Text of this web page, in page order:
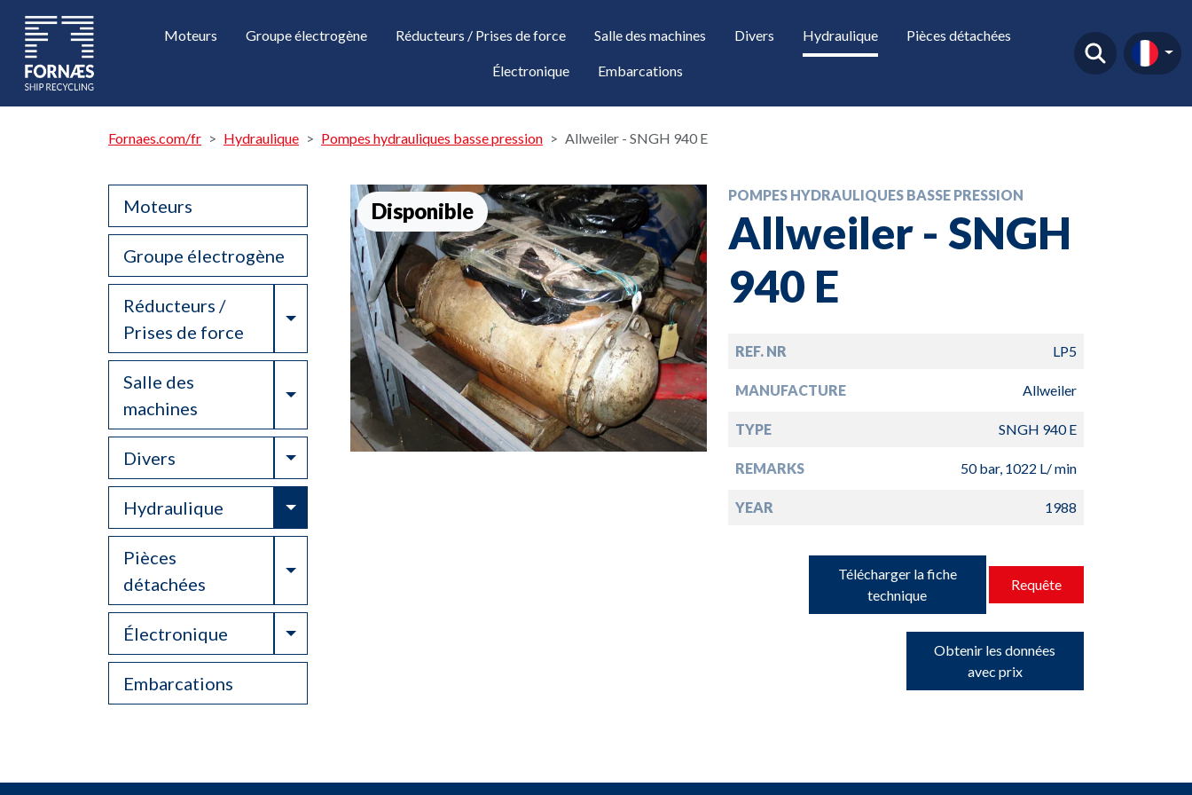
Moteurs Groupe électrogène Réducteurs / Prises de force Salle des machines Divers Hydraulique Pièces détachées
Électronique Embarcations
Fornaes.com/fr Hydraulique Pompes hydrauliques basse pression Allweiler - SNGH 940 E
Moteurs
Groupe électrogène
Réducteurs /
Prises de force
Toggle Dropdown
Salle des
machines
Toggle Dropdown
Divers Toggle Dropdown
Hydraulique Toggle Dropdown
Pièces
détachées
Toggle Dropdown
Électronique Toggle Dropdown
Embarcations
Disponible
POMPES HYDRAULIQUES BASSE PRESSION
Allweiler - SNGH
940 E
REF. NR LP5
MANUFACTURE Allweiler
TYPE SNGH 940 E
REMARKS 50 bar, 1022 L/ min
YEAR 1988
Télécharger la fiche
technique
Requête
Obtenir les données
avec prix